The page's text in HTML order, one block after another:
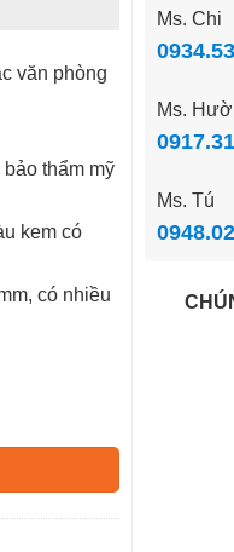
văn phòng
thẩm mỹ
kem có
có nhiều
Ms. Chi
Ms.
Ms. Tú